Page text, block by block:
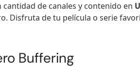
de canales y contenido en
Disfruta de tu película o serie
Buffering